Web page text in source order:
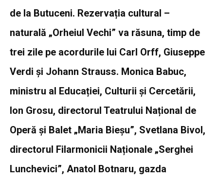
de la Butuceni. Rezervația cultural –
naturală „Orheiul Vechi” va răsuna, timp de
trei zile pe acordurile lui Carl Orff, Giuseppe
Verdi și Johann Strauss. Monica Babuc,
ministru al Educației, Culturii și Cercetării,
Ion Grosu, directorul Teatrului Național de
Operă și Balet „Maria Bieșu”, Svetlana Bivol,
directorul Filarmonicii Naționale „Serghei
Lunchevici”, Anatol Botnaru, gazda